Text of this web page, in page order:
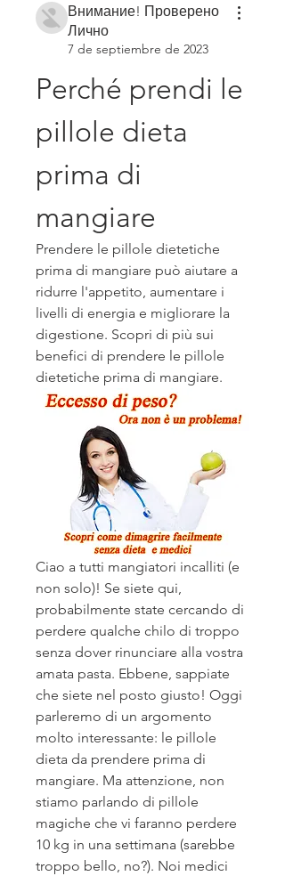
Внимание! Проверено
Лично
7 de septiembre de 2023
Perché prendi le
pillole dieta
prima di
mangiare
Prendere le pillole dietetiche
prima di mangiare può aiutare a
ridurre l'appetito, aumentare i
livelli di energia e migliorare la
digestione. Scopri di più sui
benefici di prendere le pillole
dietetiche prima di mangiare.
Ciao a tutti mangiatori incalliti (e
non solo)! Se siete qui,
probabilmente state cercando di
perdere qualche chilo di troppo
senza dover rinunciare alla vostra
amata pasta. Ebbene, sappiate
che siete nel posto giusto! Oggi
parleremo di un argomento
molto interessante: le pillole
dieta da prendere prima di
mangiare. Ma attenzione, non
stiamo parlando di pillole
magiche che vi faranno perdere
10 kg in una settimana (sarebbe
troppo bello, no?). Noi medici